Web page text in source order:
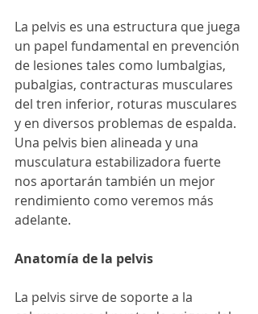
La pelvis es una estructura que juega
un papel fundamental en prevención
de lesiones tales como lumbalgias,
pubalgias, contracturas musculares
del tren inferior, roturas musculares
y en diversos problemas de espalda.
Una pelvis bien alineada y una
musculatura estabilizadora fuerte
nos aportarán también un mejor
rendimiento como veremos más
adelante.
Anatomía de la pelvis
La pelvis sirve de soporte a la